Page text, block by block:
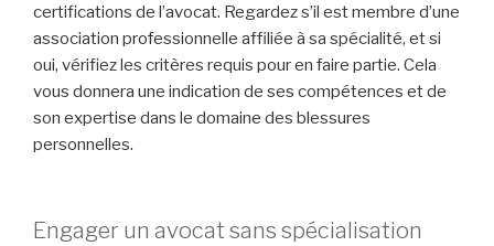
certifications de l’avocat. Regardez s’il est membre d’une
association professionnelle affiliée à sa spécialité, et si
oui, vérifiez les critères requis pour en faire partie. Cela
vous donnera une indication de ses compétences et de
son expertise dans le domaine des blessures
personnelles.
Engager un avocat sans spécialisation